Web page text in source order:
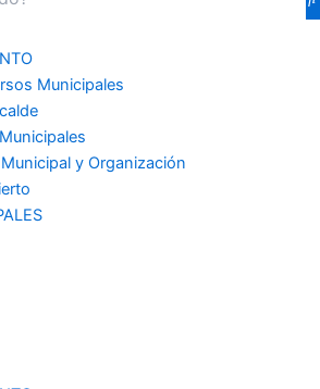
Municipales
y Organización